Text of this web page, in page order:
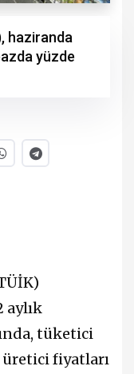
haziranda
yüzde
aylık
tüketici
üretici fiyatları